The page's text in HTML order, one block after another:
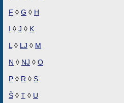
F ◊ G ◊ H
I ◊ J ◊ K
L ◊ LJ ◊ M
N ◊ NJ ◊ O
P ◊ R ◊ S
Š ◊ T ◊ U